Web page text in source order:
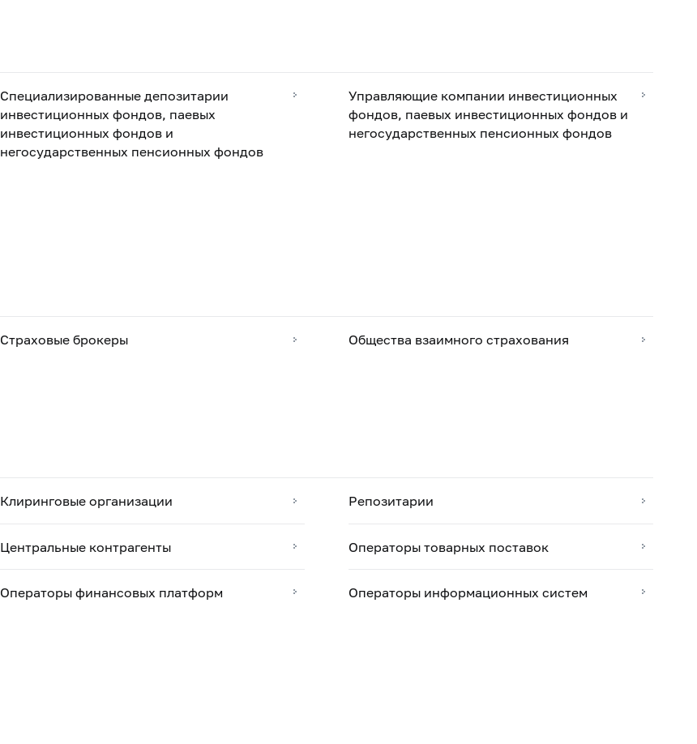
Специализированные депозитарии
инвестиционных фондов, паевых
инвестиционных фондов и
негосударственных пенсионных фондов
Управляющие компании инвестиционных
фондов, паевых инвестиционных фондов и
негосударственных пенсионных фондов
Страховые брокеры Общества взаимного страхования
Клиринговые организации Репозитарии
Центральные контрагенты Операторы товарных поставок
Операторы финансовых платформ Операторы информационных систем